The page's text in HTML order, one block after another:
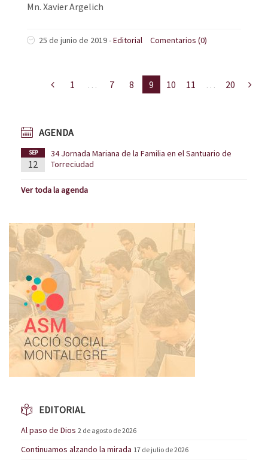
Mn. Xavier Argelich
25 de junio de 2019-Editorial Comentarios (0)
1 … 7 8 9 10 11 … 20
AGENDA
SEP
12
34 Jornada Mariana de la Familia en el Santuario de
Torreciudad
Ver toda la agenda
EDITORIAL
Al paso de Dios 2 de agosto de 2026
Continuamos alzando la mirada 17 de julio de 2026